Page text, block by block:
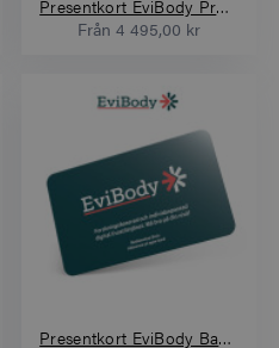
Presentkort EviBody Premium
Från 4 495,00 kr
Presentkort EviBody Basic